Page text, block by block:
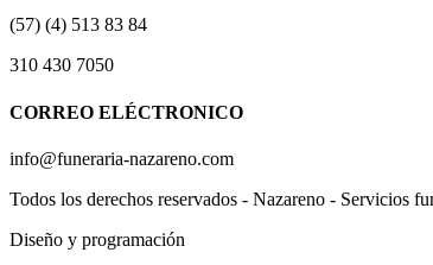
(57) (4) 513 83 84
310 430 7050
CORREO ELÉCTRONICO
info@funeraria-nazareno.com
Todos los derechos reservados - Nazareno - Servicios
Diseño y programación